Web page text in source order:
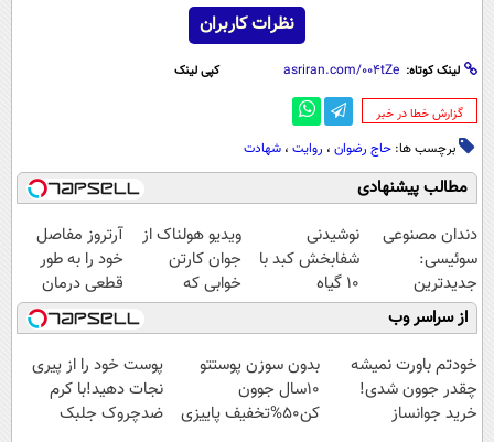
نظرات کاربران
لینک کوتاه: کپی لینک
‌گزارش خطا در خبر
برچسب ها: حاج رضوان ، روایت ، شهادت
مطالب پیشنهادی
دندان مصنوعی
سوئیسی:
جدیدترین
فناوری اروپا،
سبک و مقاوم |
پرداخت قسطی
نوشیدنی
شفابخش کبد با
10 گیاه
موثر(تخفیف تا
امشب)
ویدیو هولناک از
جوان کارتن
خوابی که
میلیاردر شد.
آموزش رایگان
آرتروز مفاصل
خود را به طور
قطعی درمان
کنید!
◗پرسش‌نامه◖
از سراسر وب
خودتم باورت نمیشه
چقدر جوون شدی!
خرید جوانساز
بدون سوزن پوستتو
10سال جوون
کن50%تخفیف پاییزی
پوست خود را از پیری
نجات دهید!با کرم
ضدچروک جلبک